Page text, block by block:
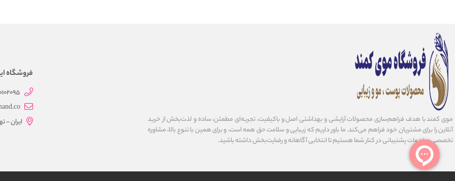
موی کمند با هدف فراهم‌سازی محصولات آرایشی و بهداشتی اصل و باکیفیت، تجربه‌ای مطمئن، ساده و لذت‌بخش از خرید
آنلاین را برای مشتریان خود فراهم می‌کند. ما باور داریم که زیبایی و سلامت حق همه است، و برای همین با تنوع بالا، مشاوره
تخصصی و خدمات پشتیبانی در کنار شما هستیم تا انتخابی آگاهانه و رضایت‌بخش داشته باشید.
فروشگاه
ایران -